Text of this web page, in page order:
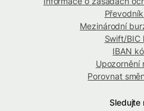
Mezinárodní
Swift/BIC
IBAN
Upozornění
Porovnat
Sledujte